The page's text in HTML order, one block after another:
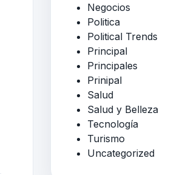
Negocios
Politica
Political Trends
Principal
Principales
Prinipal
Salud
Salud y Belleza
Tecnología
Turismo
Uncategorized